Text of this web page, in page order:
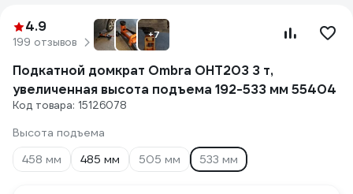
4.9
199 отзывов
+7
Подкатной домкрат Ombra OHT203 3 т,
увеличенная высота подъема 192-533 мм 55404
Код товара: 15126078
Высота подъема
458 мм
485 мм 505 мм 533 мм